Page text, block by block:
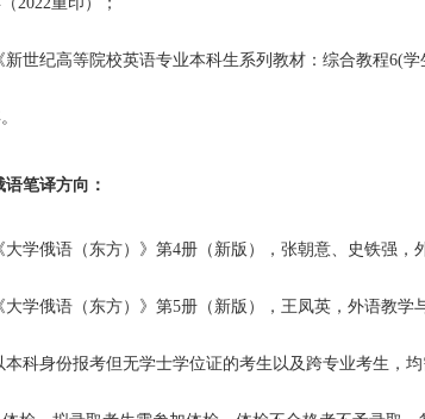
新世纪高等院校英语专业本科生系列教材：综合教程6(学
语笔译方向：
大学俄语（东方）》第4册（新版），张朝意、史铁强，
大学俄语（东方）》第5册（新版），王凤英，外语教学
本科身份报考但无学士学位证的考生以及跨专业考生，